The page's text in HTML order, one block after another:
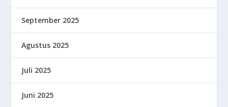
September 2025
Agustus 2025
Juli 2025
Juni 2025